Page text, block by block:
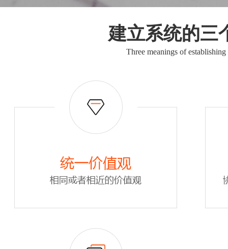
建立系统的三
Three meanings of establishing